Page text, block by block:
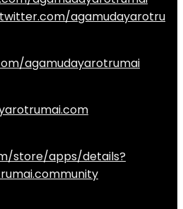
agamudayarotru
agamudayarotrumai
store/apps/details?